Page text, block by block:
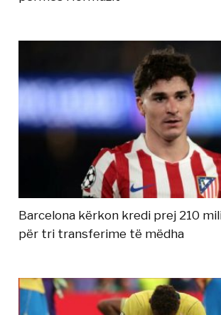
Barcelona kërkon kredi prej 210
për tri transferime të mëdha